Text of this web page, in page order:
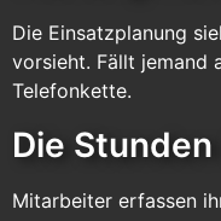
Die Einsatzplanung
vorsieht. Fällt jemand
Telefonkette.
Die
Mitarbeiter erfassen